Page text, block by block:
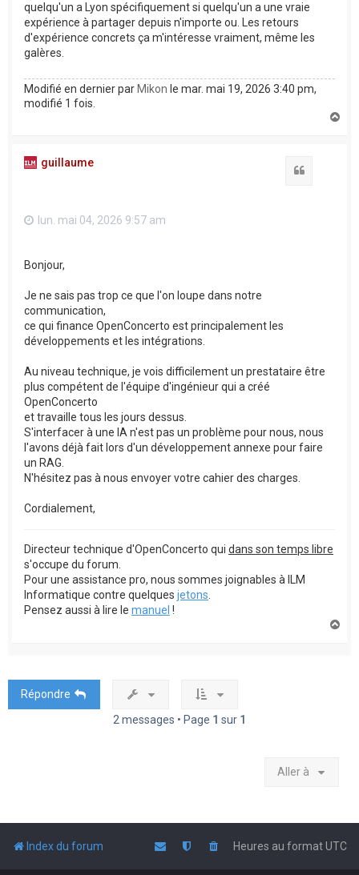
quelqu'un a Lyon spécifiquement si quelqu'un a une vraie
expérience à partager depuis n'importe ou. Les retours
d'expérience concrets ça m'intéresse vraiment, même les
galères.
Modifié en dernier par Mikon le mar. mai 19, 2026 3:40 pm,
modifié 1 fois.
guillaume
lun. mai 04, 2026 9:57 am
Bonjour,
Je ne sais pas trop ce que l'on loupe dans notre
communication,
ce qui finance OpenConcerto est principalement les
développements et les intégrations.
Au niveau technique, je vois difficilement un prestataire être
plus compétent de l'équipe d'ingénieur qui a créé
OpenConcerto
et travaille tous les jours dessus.
S'interfacer à une IA n'est pas un problème pour nous, nous
l'avons déjà fait lors d'un développement annexe pour faire
un RAG.
N'hésitez pas à nous envoyer votre cahier des charges.
Cordialement,
Directeur technique d'OpenConcerto qui dans son temps libre
s'occupe du forum.
Pour une assistance pro, nous sommes joignables à ILM
Informatique contre quelques jetons
Pensez aussi à lire le manuel !
Répondre
2 messages • Page 1 sur 1
Aller à
Index du forum Heures au formatUTC